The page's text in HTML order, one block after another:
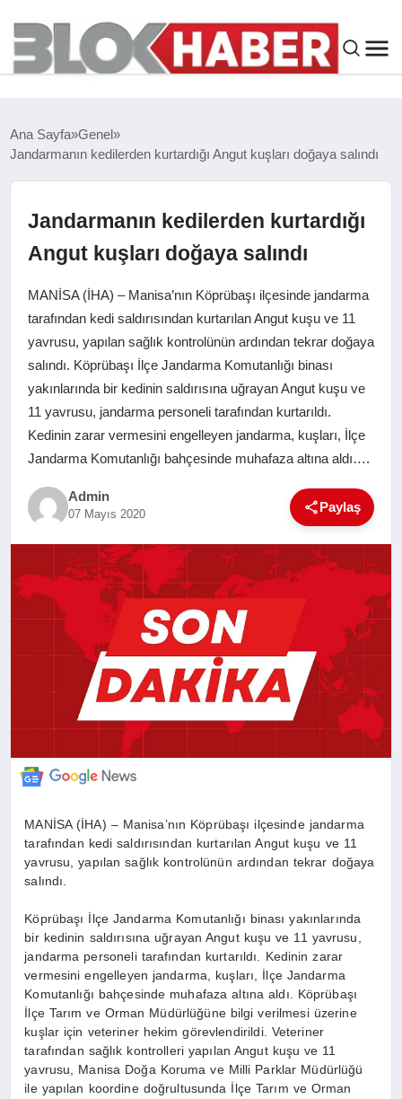
SIYASET
ÇEVRE
SPOR
EKONOMI
SAĞLIK
SANAT
Ana Sayfa Genel
Jandarmanın kedilerden kurtardığı Angut kuşları doğaya salındı
Jandarmanın kedilerden kurtardığı
Angut kuşları doğaya salındı
MANİSA (İHA) – Manisa’nın Köprübaşı ilçesinde jandarma
tarafından kedi saldırısından kurtarılan Angut kuşu ve 11
yavrusu, yapılan sağlık kontrolünün ardından tekrar doğaya
salındı. Köprübaşı İlçe Jandarma Komutanlığı binası
yakınlarında bir kedinin saldırısına uğrayan Angut kuşu ve
11 yavrusu, jandarma personeli tarafından kurtarıldı.
Kedinin zarar vermesini engelleyen jandarma, kuşları, İlçe
Jandarma Komutanlığı bahçesinde muhafaza altına aldı….
Admin
07 Mayıs 2020 Paylaş
MANİSA (İHA) – Manisa’nın Köprübaşı ilçesinde jandarma
tarafından kedi saldırısından kurtarılan Angut kuşu ve 11
yavrusu, yapılan sağlık kontrolünün ardından tekrar doğaya
salındı.
Köprübaşı İlçe Jandarma Komutanlığı binası yakınlarında
bir kedinin saldırısına uğrayan Angut kuşu ve 11 yavrusu,
jandarma personeli tarafından kurtarıldı. Kedinin zarar
vermesini engelleyen jandarma, kuşları, İlçe Jandarma
Komutanlığı bahçesinde muhafaza altına aldı. Köprübaşı
İlçe Tarım ve Orman Müdürlüğüne bilgi verilmesi üzerine
kuşlar için veteriner hekim görevlendirildi. Veteriner
tarafından sağlık kontrolleri yapılan Angut kuşu ve 11
yavrusu, Manisa Doğa Koruma ve Milli Parklar Müdürlüğü
ile yapılan koordine doğrultusunda İlçe Tarım ve Orman